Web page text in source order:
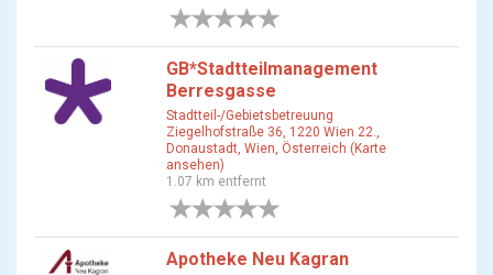
GB*Stadtteilmanagement
Berresgasse
Stadtteil-/Gebietsbetreuung
Ziegelhofstraße 36, 1220 Wien 22.,
Donaustadt, Wien, Österreich (Karte
ansehen)
1.07 km entfernt
Apotheke Neu Kagran